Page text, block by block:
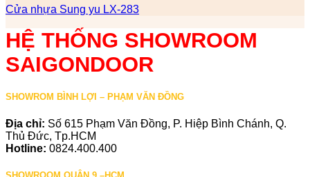
Cửa nhựa Sung yu LX-283
HỆ THỐNG SHOWROOM
SAIGONDOOR
SHOWROM BÌNH LỢI – PHẠM VĂN ĐỒNG
Địa chỉ: Số 615 Phạm Văn Đồng, P. Hiệp Bình Chánh, Q.
Thủ Đức, Tp.HCM
Hotline: 0824.400.400